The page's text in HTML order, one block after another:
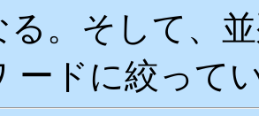
る。そして、
ードに絞って